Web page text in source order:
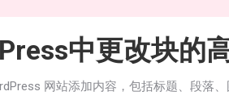
中更改块的
网站添加内容，包括标题、段落、